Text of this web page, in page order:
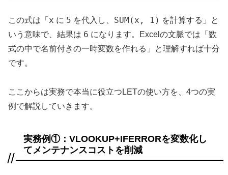
この式は「 x に 5 を代入し、 SUM(x, 1) を計算する」と
いう意味で、結果は 6 になります。Excelの文脈では「数
式の中で名前付きの一時変数を作れる」と理解すれば十分
です。
ここからは実務で本当に役立つLETの使い方を、4つの実
例で解説していきます。
実務例①：VLOOKUP+IFERRORを変数化し
てメンテナンスコストを削減